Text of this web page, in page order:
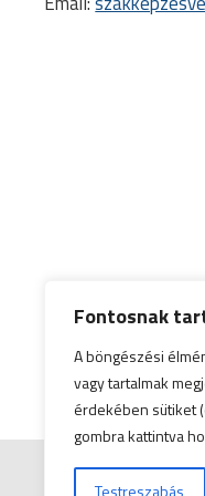
Fontosnak
A böngészési
vagy tartalmak
érdekében sütiket
gombra kattintva
Testreszabás